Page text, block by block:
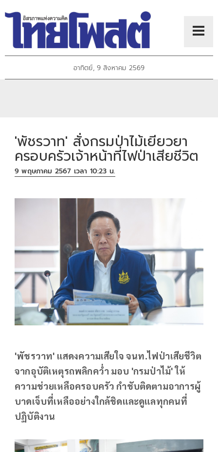
อาทิตย์, 9 สิงหาคม 2569
'พัชรวาท' สั่งกรมป่าไม้เยียวยา
ครอบครัวเจ้าหน้าที่ไฟป่าเสียชีวิต
9 พฤษภาคม 2567 เวลา 10:23 น.
'พัชรวาท' แสดงความเสียใจ จนท.ไฟป่าเสียชีวิต
จากอุบัติเหตุรถพลิกคว่ำ มอบ 'กรมป่าไม้' ให้
ความช่วยเหลือครอบครัว กำชับติดตามอาการผู้
บาดเจ็บที่เหลืออย่างใกล้ชิดและดูแลทุกคนที่
ปฏิบัติงาน